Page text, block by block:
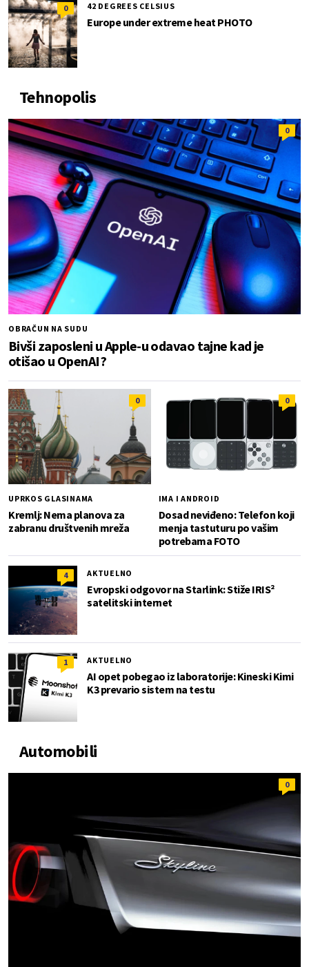
0 42 DEGREES CELSIUS
Europe under extreme heat PHOTO
Tehnopolis
0
OBRAČUN NA SUDU
Bivši zaposleni u Apple-u odavao tajne kad je
otišao u OpenAI?
0
UPRKOS GLASINAMA
Kremlj: Nema planova za
zabranu društvenih mreža
0
IMA I ANDROID
Dosad neviđeno: Telefon koji
menja tastuturu po vašim
potrebama FOTO
4 AKTUELNO
Evropski odgovor na Starlink: Stiže IRIS²
satelitski internet
1 AKTUELNO
AI opet pobegao iz laboratorije: Kineski Kimi
K3 prevario sistem na testu
Automobili
0